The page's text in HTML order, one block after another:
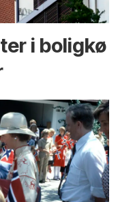
i boligkø